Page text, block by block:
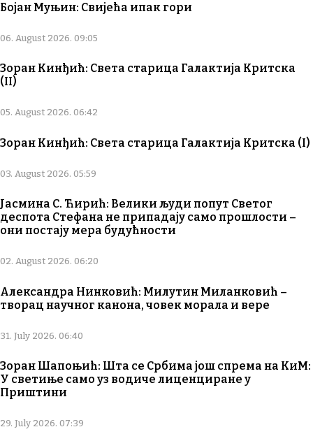
Бојан Муњин: Свијећа ипак гори
06. August 2026. 09:05
Зоран Кинђић: Света старица Галактија Критска
(II)
05. August 2026. 06:42
Зоран Кинђић: Света старица Галактија Критска (I)
03. August 2026. 05:59
Јасмина С. Ћирић: Велики људи попут Светог
деспота Стефана не припадају само прошлости –
они постају мера будућности
02. August 2026. 06:20
Александра Нинковић: Милутин Миланковић –
творац научног канона, човек морала и вере
31. July 2026. 06:40
Зоран Шапоњић: Шта се Србима још спрема на КиМ:
У светиње само уз водиче лиценциране у
Приштини
29. July 2026. 07:39